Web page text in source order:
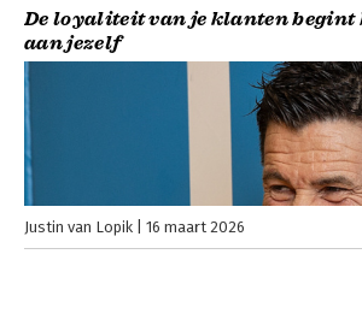
De loyaliteit van je klanten
aan jezelf
Justin van Lopik 16 maart 2026